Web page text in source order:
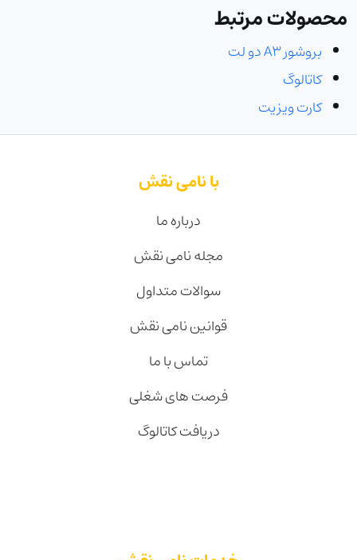
محصولات مرتبط
بروشور A3 دو لت
کاتالوگ
کارت ویزیت
با نامی نقش
درباره ما
مجله نامی نقش
سوالات متداول
قوانین نامی نقش
تماس با ما
فرصت های شغلی
دریافت کاتالوگ